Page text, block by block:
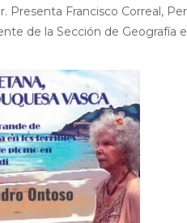
Presenta Francisco Correal,
de la Sección de Geografía